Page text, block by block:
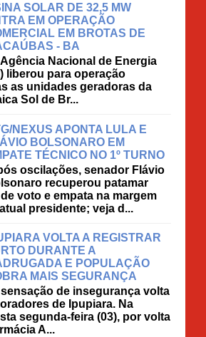
SOLAR DE 32,5 MW
EM OPERAÇÃO
EM BROTAS DE
- BA
Nacional de Energia
liberou para operação
as unidades geradoras da
Sol de Br...
NEXUS APONTA LULA E
BOLSONARO EM
TÉCNICO NO 1º TURNO
oscilações, senador Flávio
recuperou patamar
voto e empata na margem
presidente; veja d...
VOLTA A REGISTRAR
DURANTE A
E POPULAÇÃO
MAIS SEGURANÇA
de insegurança volta
de Ipupiara. Na
segunda-feira (03), por volta
A...